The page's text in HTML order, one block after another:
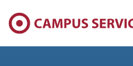
Skip to main content